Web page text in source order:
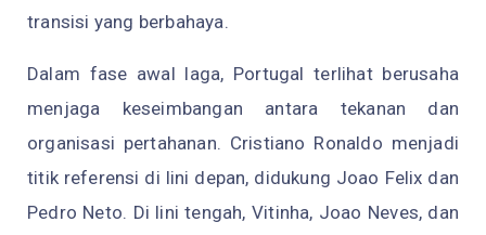
transisi yang berbahaya.
Dalam fase awal laga, Portugal terlihat berusaha
menjaga keseimbangan antara tekanan dan
organisasi pertahanan. Cristiano Ronaldo menjadi
titik referensi di lini depan, didukung Joao Felix dan
Pedro Neto. Di lini tengah, Vitinha, Joao Neves, dan